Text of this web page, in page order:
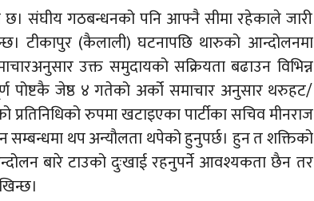
संघीय गठबन्धनको पनि आफ्नै सीमा रहेकाले जारी
टीकापुर (कैलाली) घटनापछि थारुको आन्दोलनमा
उक्त समुदायको सक्रियता बढाउन विभिन्न
पोष्टकै जेष्ठ ४ गतेको अर्को समाचार अनुसार थरुहट/
रुपमा खटाइएका पार्टीका सचिव मीनराज
थप अन्यौलता थपेको हुनुपर्छ। हुन त शक्तिको
बारे टाउको दुःखाई रहनुपर्ने आवश्यकता छैन तर